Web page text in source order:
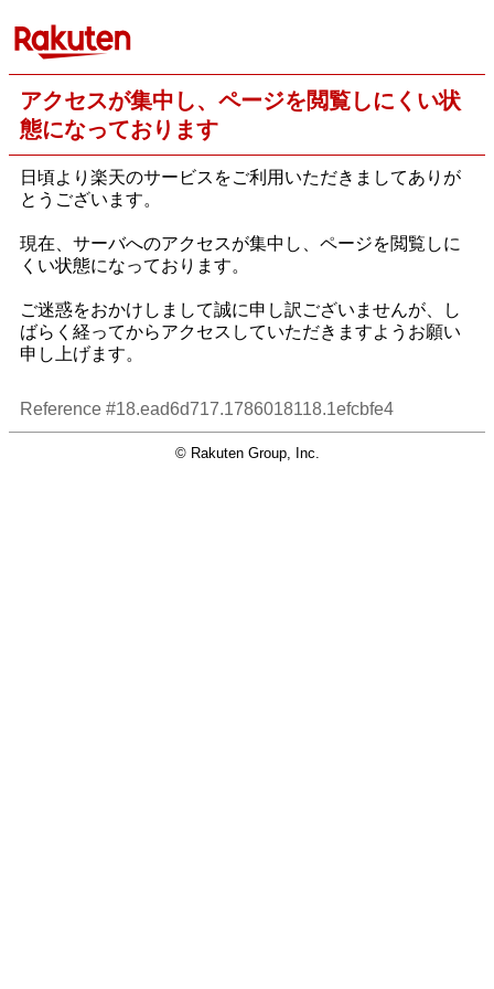
アクセスが集中し、ページを閲覧しにくい状
態になっております
日頃より楽天のサービスをご利用いただきましてありが
とうございます。
現在、サーバへのアクセスが集中し、ページを閲覧しに
くい状態になっております。
ご迷惑をおかけしまして誠に申し訳ございませんが、し
ばらく経ってからアクセスしていただきますようお願い
申し上げます。
Reference #18.ead6d717.1786018118.1efcbfe4
© Rakuten Group, Inc.